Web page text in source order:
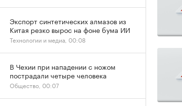
Экспорт синтетических алмазов из
Китая резко вырос на фоне бума ИИ
Технологии и медиа, 00:08
В Чехии при нападении с ножом
пострадали четыре человека
Общество, 00:07